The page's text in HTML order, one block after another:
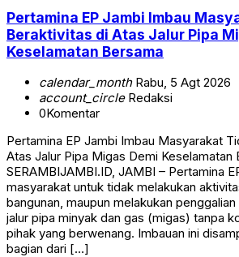
Pertamina EP Jambi Imbau
Beraktivitas di Atas Jalur Pipa
Keselamatan Bersama
calendar_monthRabu, 5 Agt 2026
account_circleRedaksi
0Komentar
Pertamina EP Jambi Imbau Masyarakat
Atas Jalur Pipa Migas Demi Keselamatan
SERAMBIJAMBI.ID, JAMBI – Pertamina
masyarakat untuk tidak melakukan
bangunan, maupun melakukan
jalur pipa minyak dan gas (migas) tanpa
pihak yang berwenang. Imbauan ini
bagian dari […]